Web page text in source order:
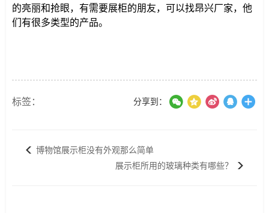
的亮丽和抢眼，有需要展柜的朋友，可以找昂兴厂家，他
们有很多类型的产品。
标签： 分享到：
博物馆展示柜没有外观那么简单
展示柜所用的玻璃种类有哪些？